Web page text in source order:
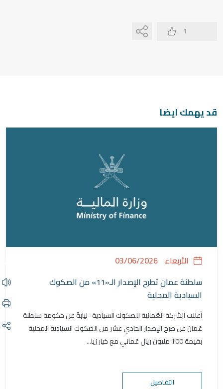
1
قد يهمك ايضا
الأربعاء 03/06/2026
سلطنة عمان تطرح الإصدار الـ«11» من الصكوك
السيادية المحلية
أعلنت الشركة العُمانية للصكوك السيادية -نيابةً عن حكومة سلطنة
عُمان عن طرح الإصدار الحادي عشر من الصكوك السيادية المحلية
بقيمة 100 مليون ريال عُماني مع خيار زيا...
التفاصيل